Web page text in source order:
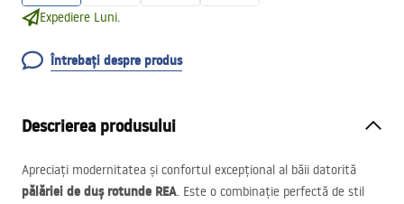
Expediere Luni.
Întrebați despre produs
Descrierea produsului
Apreciați modernitatea și confortul excepțional al băii datorită
pălăriei de duș rotunde REA. Este o combinație perfectă de stil